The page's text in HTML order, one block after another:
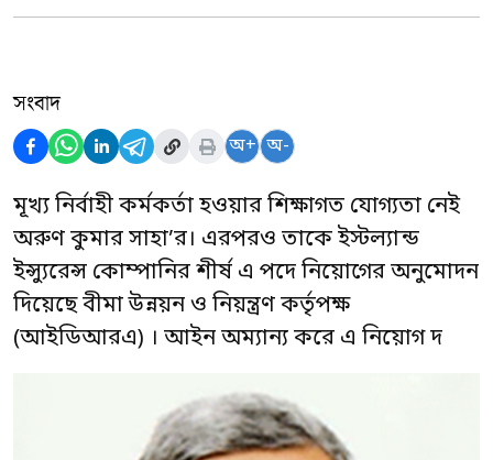
সংবাদ
অ+ অ-
মূখ্য নির্বাহী কর্মকর্তা হওয়ার শিক্ষাগত যোগ্যতা নেই
অরুণ কুমার সাহা’র। এরপরও তাকে ইস্টল্যান্ড
ইন্স্যুরেন্স কোম্পানির শীর্ষ এ পদে নিয়োগের অনুমোদন
দিয়েছে বীমা উন্নয়ন ও নিয়ন্ত্রণ কর্তৃপক্ষ
(আইডিআরএ) । আইন অম্যান্য করে এ নিয়োগ দ